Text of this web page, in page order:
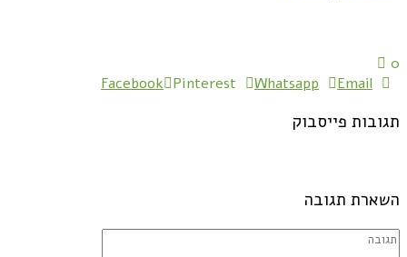
0
Facebook Pinterest Whatsapp Email
תגובות פייסבוק
השארת תגובה